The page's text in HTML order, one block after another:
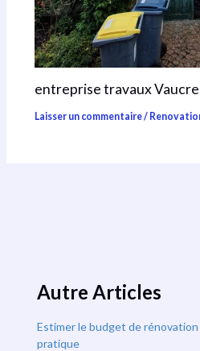
entreprise travaux
Laisser un commentaire/
Autre Articles
Estimer le budget de
pratique